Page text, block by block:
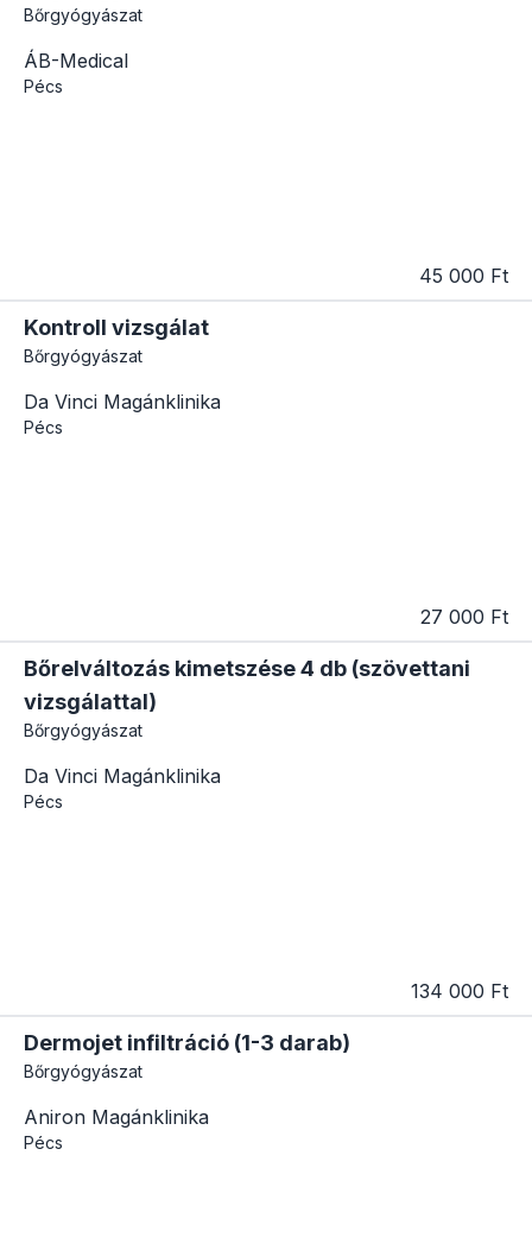
Bőrgyógyászat
ÁB-Medical
Pécs
45 000 Ft
Kontroll vizsgálat
Bőrgyógyászat
Da Vinci Magánklinika
Pécs
27 000 Ft
Bőrelváltozás kimetszése 4 db (szövettani
vizsgálattal)
Bőrgyógyászat
Da Vinci Magánklinika
Pécs
134 000 Ft
Dermojet infiltráció (1-3 darab)
Bőrgyógyászat
Aniron Magánklinika
Pécs